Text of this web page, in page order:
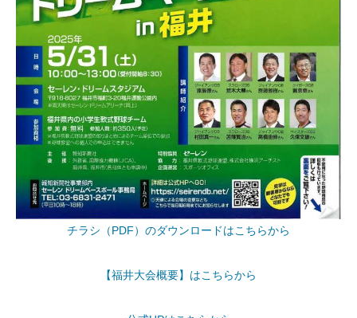
チラシ（PDF）のダウンロードはこちらから
【福井大会概要】はこちらから